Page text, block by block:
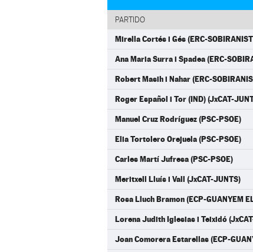
PARTIDO
Mirella Cortés i Gés (ERC-
Ana Maria Surra i Spadea (ERC-
Robert Masih i Nahar (ERC-
Roger Español i Tor (IND) (JxCAT-
Manuel Cruz Rodríguez (PSC-PSOE)
Elia Tortolero Orejuela (PSC-PSOE)
Carles Martí Jufresa (PSC-PSOE)
Meritxell Lluís i Vall (JxCAT-JUNTS)
Rosa Lluch Bramon (ECP-GUANYEM
Lorena Judith Iglesias i Teixidó
Joan Comorera Estarellas (ECP-